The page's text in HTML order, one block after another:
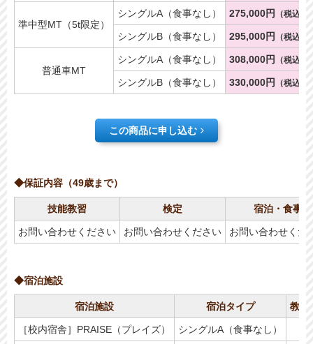
準中型MT（5t限定）
シングルA（食事なし） 275,000円 （税込）
シングルB（食事なし） 295,000円 （税込）
普通車MT
シングルA（食事なし） 308,000円 （税込）
シングルB（食事なし） 330,000円 （税込）
この商品に申し込む
◆保証内容（49歳まで）
技能教習 検定 宿泊・食事
お問い合わせください お問い合わせください お問い合わせくだ
◆宿泊施設
宿泊施設 宿泊タイプ 教習
［校内宿舎］PRAISE（プレイズ） シングルA（食事なし）